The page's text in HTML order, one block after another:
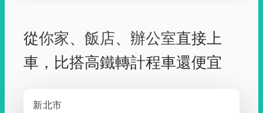
從你家、 飯店、 辦公室直接上
車， 比搭高鐵轉計程車還便宜
新北市